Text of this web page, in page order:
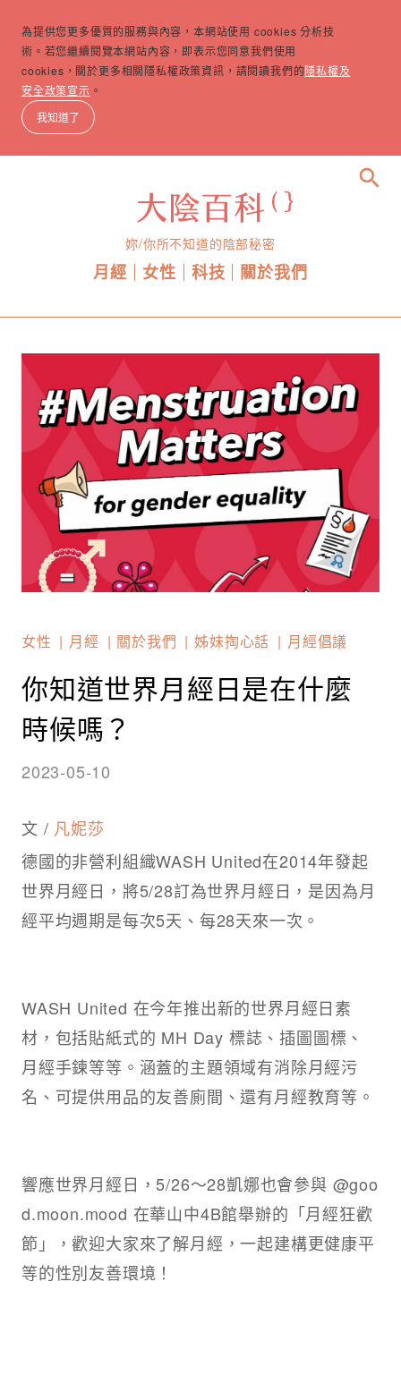
為提供您更多優質的服務與內容，本網站使用 cookies 分析技
術。若您繼續閱覽本網站內容，即表示您同意我們使用
cookies，關於更多相關隱私權政策資訊，請閱讀我們的隱私權及
安全政策宣示 。
我知道了
妳/你所不知道的陰部秘密
月經 女性 科技 關於我們
search
女性 月經 關於我們 姊妹掏心話 月經倡議
你知道世界月經日是在什麼
時候嗎？
2023-05-10
文 / 凡妮莎
德國的非營利組織WASH United在2014年發起
世界月經日，將5/28訂為世界月經日，是因為月
經平均週期是每次5天、每28天來一次。
WASH United 在今年推出新的世界月經日素
材，包括貼紙式的 MH Day 標誌、插圖圖標、
月經手鍊等等。涵蓋的主題領域有消除月經污
名、可提供用品的友善廁間、還有月經教育等。
響應世界月經日，5/26～28凱娜也會參與 @goo
d.moon.mood 在華山中4B館舉辦的「月經狂歡
節」，歡迎大家來了解月經，一起建構更健康平
等的性別友善環境！